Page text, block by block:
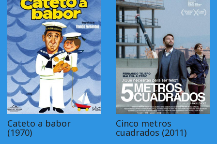
Cateto a babor
(1970)
Cinco metros
cuadrados (2011)